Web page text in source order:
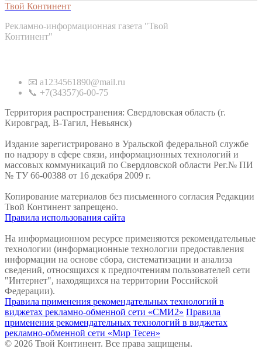
Твой Континент
Рекламно-информационная газета "Твой
Континент"
📧 a1234561890@mail.ru
📞 +7(34357)6-00-75
Территория распространения: Свердловская область (г.
Кировград, В-Тагил, Невьянск)
Издание зарегистрировано в Уральской федеральной службе
по надзору в сфере связи, информационных технологий и
массовых коммуникаций по Свердловской области Рег.№ ПИ
№ ТУ 66-00388 от 16 декабря 2009 г.
Копирование материалов без письменного согласия Редакции
Твой Континент запрещено.
Правила использования сайта
На информационном ресурсе применяются рекомендательные
технологии (информационные технологии предоставления
информации на основе сбора, систематизации и анализа
сведений, относящихся к предпочтениям пользователей сети
"Интернет", находящихся на территории Российской
Федерации).
Правила применения рекомендательных технологий в
виджетах рекламно-обменной сети «СМИ2» Правила
применения рекомендательных технологий в виджетах
рекламно-обменной сети «Мир Тесен»
© 2026 Твой Континент. Все права защищены.